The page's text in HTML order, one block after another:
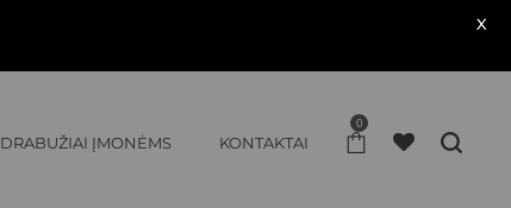
DRABUŽIAI ĮMONĖMS KONTAKTAI
0
X